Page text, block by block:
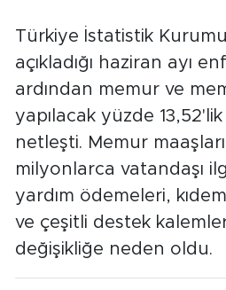
Türkiye İstatistik
açıkladığı haziran ayı
ardından memur ve
yapılacak yüzde
netleşti. Memur
milyonlarca vatandaşı
yardım ödemeleri,
ve çeşitli destek
değişikliğe neden oldu.